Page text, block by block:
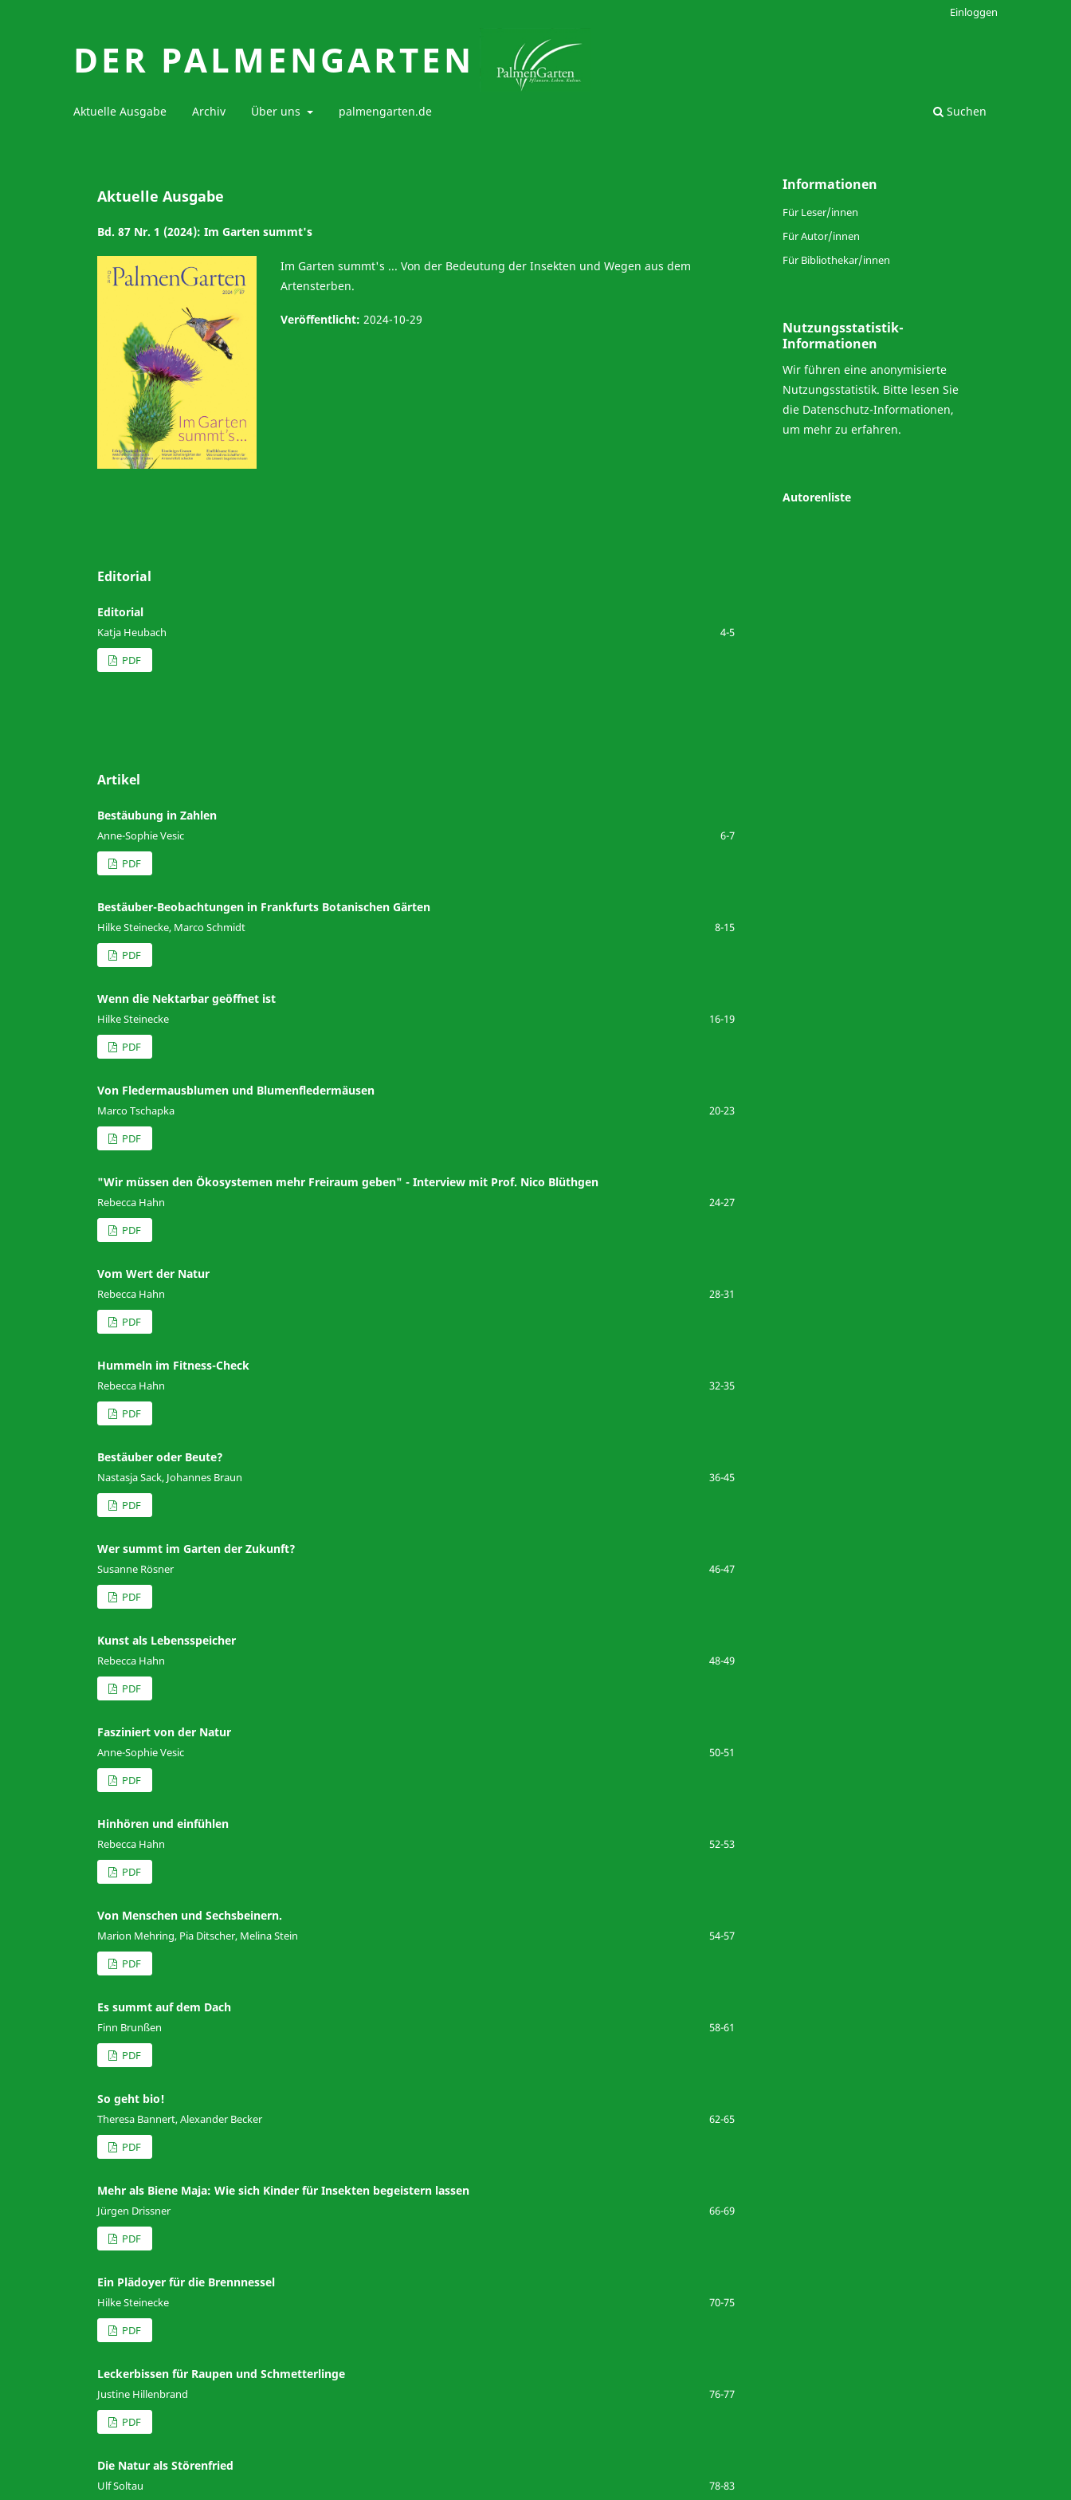
DER PALMENGARTEN
Aktuelle Ausgabe Archiv Über uns palmengarten.de Suchen
Einloggen
Aktuelle Ausgabe
Bd. 87 Nr. 1 (2024): Im Garten summt's
Im Garten summt's ... Von der Bedeutung der Insekten und Wegen aus dem
Artensterben.
Veröffentlicht: 2024-10-29
Editorial
Editorial
Katja Heubach
4-5
PDF
Artikel
Bestäubung in Zahlen
Anne-Sophie Vesic
6-7
PDF
Bestäuber-Beobachtungen in Frankfurts Botanischen Gärten
Hilke Steinecke, Marco Schmidt
8-15
PDF
Wenn die Nektarbar geöffnet ist
Hilke Steinecke
16-19
PDF
Von Fledermausblumen und Blumenfledermäusen
Marco Tschapka
20-23
PDF
"Wir müssen den Ökosystemen mehr Freiraum geben" - Interview mit Prof. Nico Blüthgen
Rebecca Hahn
24-27
PDF
Vom Wert der Natur
Rebecca Hahn
28-31
PDF
Hummeln im Fitness-Check
Rebecca Hahn
32-35
PDF
Bestäuber oder Beute?
Nastasja Sack, Johannes Braun
36-45
PDF
Wer summt im Garten der Zukunft?
Susanne Rösner
46-47
PDF
Kunst als Lebensspeicher
Rebecca Hahn
48-49
PDF
Fasziniert von der Natur
Anne-Sophie Vesic
50-51
PDF
Hinhören und einfühlen
Rebecca Hahn
52-53
PDF
Von Menschen und Sechsbeinern.
Marion Mehring, Pia Ditscher, Melina Stein
54-57
PDF
Es summt auf dem Dach
Finn Brunßen
58-61
PDF
So geht bio!
Theresa Bannert, Alexander Becker
62-65
PDF
Mehr als Biene Maja: Wie sich Kinder für Insekten begeistern lassen
Jürgen Drissner
66-69
PDF
Ein Plädoyer für die Brennnessel
Hilke Steinecke
70-75
PDF
Leckerbissen für Raupen und Schmetterlinge
Justine Hillenbrand
76-77
PDF
Die Natur als Störenfried
Ulf Soltau 78-83
Informationen
Für Leser/innen
Für Autor/innen
Für Bibliothekar/innen
Nutzungsstatistik-
Informationen
Wir führen eine anonymisierte
Nutzungsstatistik. Bitte lesen Sie
die Datenschutz-Informationen,
um mehr zu erfahren.
Autorenliste